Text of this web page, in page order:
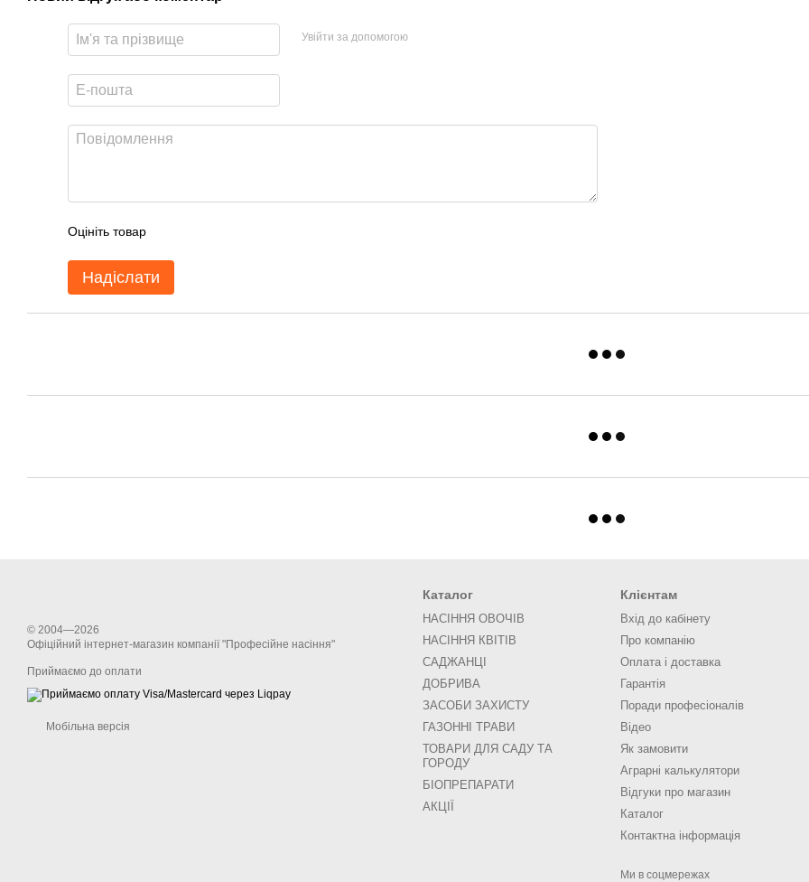
Увійти за допомогою
Оцініть товар
Надіслати
© 2004—2026
Офіційний інтернет-магазин компанії "Професійне насіння"
Приймаємо до оплати
Мобільна версія
Каталог
НАСІННЯ ОВОЧІВ
НАСІННЯ КВІТІВ
САДЖАНЦІ
ДОБРИВА
ЗАСОБИ ЗАХИСТУ
ГАЗОННІ ТРАВИ
ТОВАРИ ДЛЯ САДУ ТА
ГОРОДУ
БІОПРЕПАРАТИ
АКЦІЇ
Клієнтам
Вхід до кабінету
Про компанію
Оплата і доставка
Гарантія
Поради професіоналів
Відео
Як замовити
Аграрні калькулятори
Відгуки про магазин
Каталог
Контактна інформація
Ми в соцмережах